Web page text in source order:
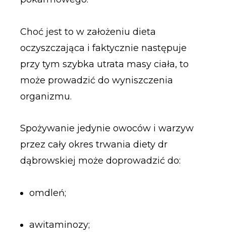
Choć jest to w założeniu dieta
oczyszczająca i faktycznie następuje
przy tym szybka utrata masy ciała, to
może prowadzić do wyniszczenia
organizmu.
Spożywanie jedynie owoców i warzyw
przez cały okres trwania diety dr
dąbrowskiej może doprowadzić do:
omdleń;
awitaminozy;